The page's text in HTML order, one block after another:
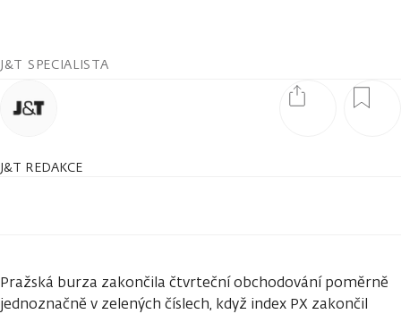
J&T SPECIALISTA
J&T REDAKCE
Pražská burza zakončila čtvrteční obchodování poměrně
jednoznačně v zelených číslech, když index PX zakončil